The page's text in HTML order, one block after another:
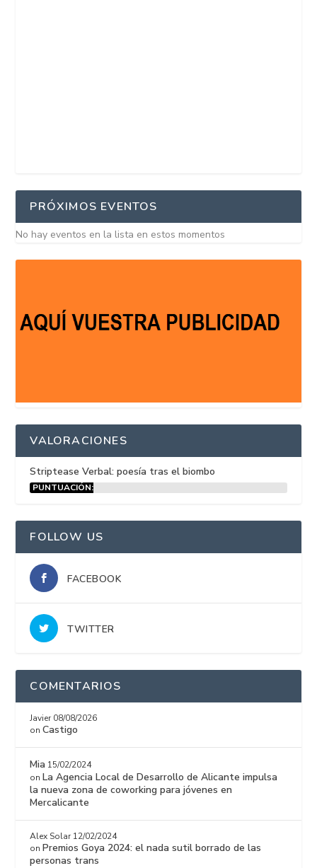
PRÓXIMOS EVENTOS
No hay eventos en la lista en estos momentos
VALORACIONES
Striptease Verbal: poesía tras el biombo
PUNTUACIÓN:
FOLLOW US
FACEBOOK
TWITTER
COMENTARIOS
Javier 08/08/2026
onCastigo
Mia 15/02/2024
onLa Agencia Local de Desarrollo de Alicante impulsa
la nueva zona de coworking para jóvenes en
Mercalicante
Alex Solar 12/02/2024
onPremios Goya 2024: el nada sutil borrado de las
personas trans